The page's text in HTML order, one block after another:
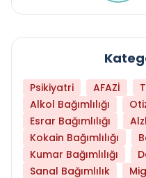
Psikiyatri AFAZİ
Alkol Bağımlılığı
Esrar Bağımlılığı
Kokain Bağımlılığı
Kumar Bağımlılığı
Sanal Bağımlılık